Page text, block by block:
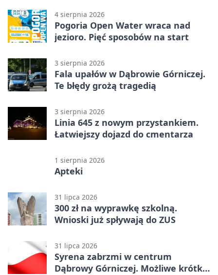
4 sierpnia 2026
Pogoria Open Water wraca nad
jezioro. Pięć sposobów na start
3 sierpnia 2026
Fala upałów w Dąbrowie Górniczej.
Te błędy grożą tragedią
3 sierpnia 2026
Linia 645 z nowym przystankiem.
Łatwiejszy dojazd do cmentarza
1 sierpnia 2026
Apteki
31 lipca 2026
300 zł na wyprawkę szkolną.
Wnioski już spływają do ZUS
31 lipca 2026
Syrena zabrzmi w centrum
Dąbrowy Górniczej. Możliwe krótkie